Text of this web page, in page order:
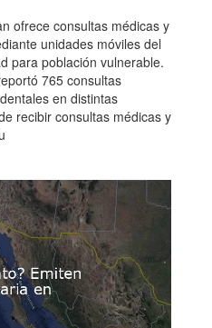
ofrece consultas médicas y
unidades móviles del
para población vulnerable.
765 consultas
en distintas
recibir consultas médicas y